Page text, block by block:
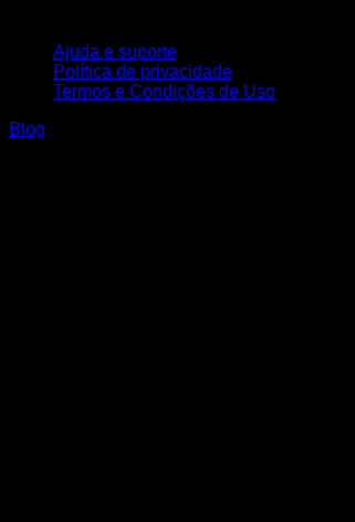
Ajuda e suporte
Política de privacidade
Termos e Condições de Uso
Blog